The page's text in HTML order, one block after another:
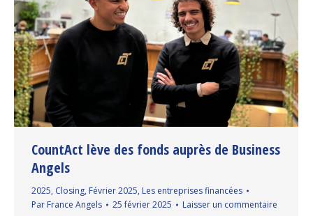
CountAct lève des fonds auprès de Business
Angels
2025, Closing, Février 2025, Les entreprises financées
Par France Angels 25 février 2025 Laisser un commentaire